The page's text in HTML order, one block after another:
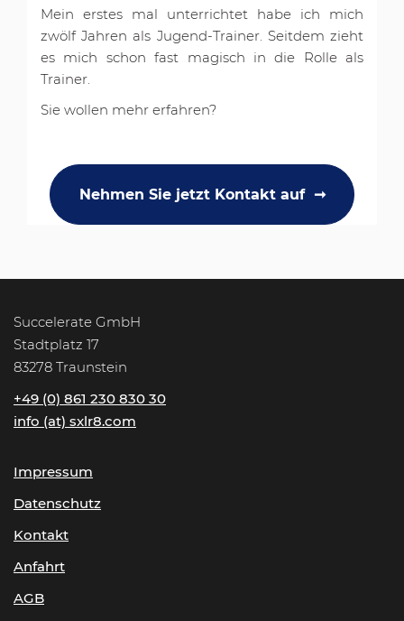
Mein erstes mal unterrichtet habe ich mich
zwölf Jahren als Jugend-Trainer. Seitdem zieht
es mich schon fast magisch in die Rolle als
Trainer.
Sie wollen mehr erfahren?
Nehmen Sie jetzt Kontakt auf  ➞
Succelerate GmbH
Stadtplatz 17
83278 Traunstein
+49 (0) 861 230 830 30
info (at) sxlr8.com
Impressum
Datenschutz
Kontakt
Anfahrt
AGB